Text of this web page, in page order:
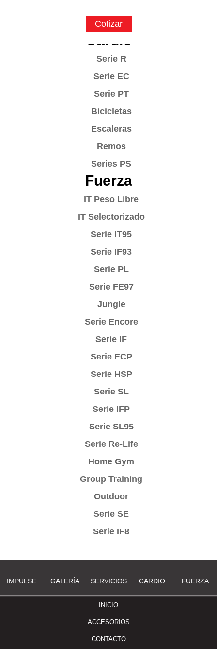
Cardio
Serie R
Serie EC
Serie PT
Bicicletas
Escaleras
Remos
Series PS
Fuerza
IT Peso Libre
IT Selectorizado
Serie IT95
Serie IF93
Serie PL
Serie FE97
Jungle
Serie Encore
Serie IF
Serie ECP
Serie HSP
Serie SL
Serie IFP
Serie SL95
Serie Re-Life
Home Gym
Group Training
Outdoor
Serie SE
Serie IF8
Cotizar
FUERZA
CARDIO
SERVICIOS
GALERÍA
IMPULSE
INICIO
ACCESORIOS
CONTACTO